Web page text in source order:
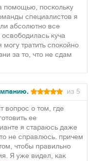
помощью, поскольку
специалистов я
абсолютно все
куча
тратить спокойно
за то, что не сдам
из 5
вопрос о том, где
ее
я стараюсь даже
не справлюсь. причем
чтобы правильно
Я уже видел, как